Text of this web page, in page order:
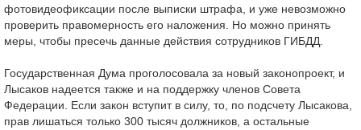
фотовидеофиксации после выписки штрафа, и уже невозможно
проверить правомерность его наложения. Но можно принять
меры, чтобы пресечь данные действия сотрудников ГИБДД.
Государственная Дума проголосовала за новый законопроект, и
Лысаков надеется также и на поддержку членов Совета
Федерации. Если закон вступит в силу, то, по подсчету Лысакова,
прав лишаться только 300 тысяч должников, а остальные